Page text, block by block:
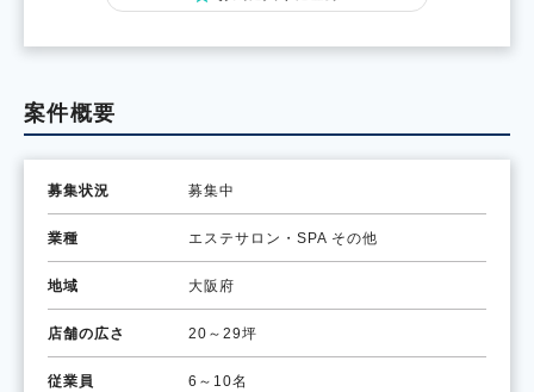
案件概要
募集状況 募集中
業種 エステサロン・SPA その他
地域 大阪府
店舗の広さ 20～29坪
従業員 6～10名